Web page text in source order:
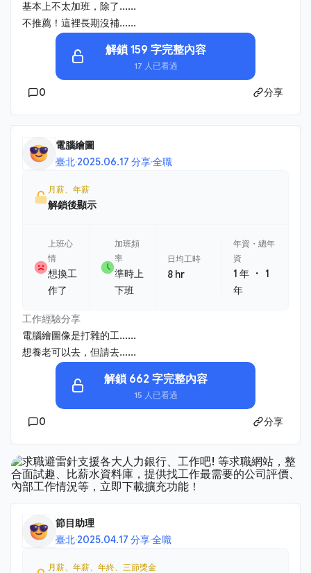
基本上不太加班，除了......
不推薦！這裡長期沒補......
解鎖 159 字完整內容
17 人已看過
0 分享
電腦繪圖
臺北·2025.06.17 分享·全職
月薪、年薪
解鎖後顯示
上班心
情
想換工
作了
加班頻
率
準時上
下班
日均工時
8 hr
年資・總年
資
1 年 ・1
年
工作經驗分享
電腦繪圖像是打雜的工......
想養老可以去，但請去......
解鎖 662 字完整內容
15 人已看過
0 分享
節目助理
臺北·2025.04.17 分享·全職
月薪、年薪、年終、三節獎金